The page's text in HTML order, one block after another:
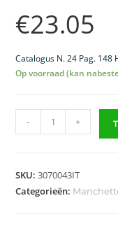
€23.05
Catalogus N. 24 Pag. 148
Op voorraad (kan
- +
SKU:3070043IT
Categorieën: